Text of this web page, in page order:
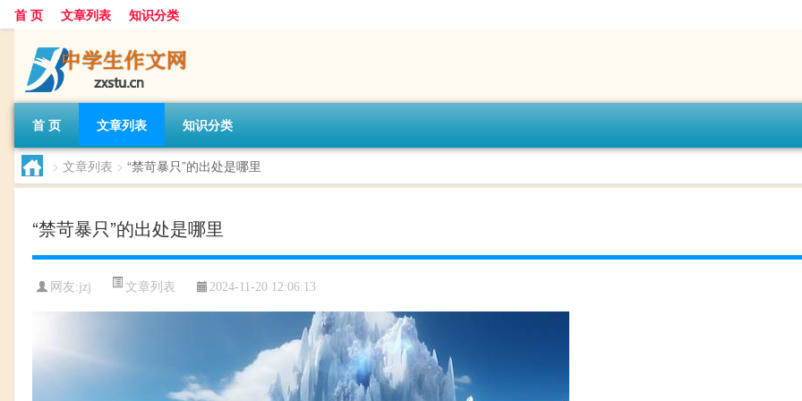
首 页 文章列表 知识分类
首 页 文章列表 知识分类
> 文章列表 > “禁苛暴只”的出处是哪里
“禁苛暴只”的出处是哪里
网友:jzj 文章列表 2024-11-20 12:06:13